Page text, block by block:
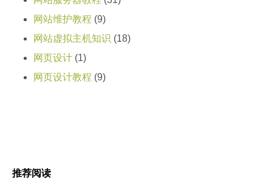
网站维护教程 (9)
网站虚拟主机知识 (18)
网页设计 (1)
网页设计教程 (9)
推荐阅读